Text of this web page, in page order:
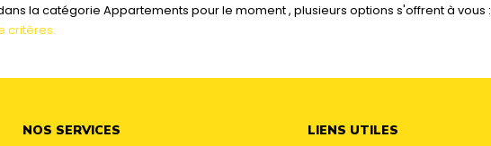
la catégorie Appartements pour le moment , plusieurs options s'offrent à vous :
critères.
NOS SERVICES LIENS UTILES